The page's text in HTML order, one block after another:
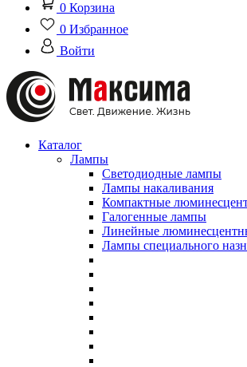
0 Корзина
0 Избранное
Войти
Каталог
Лампы
Светодиодные лампы
Лампы накаливания
Компактные
Галогенные лампы
Линейные
Лампы специального